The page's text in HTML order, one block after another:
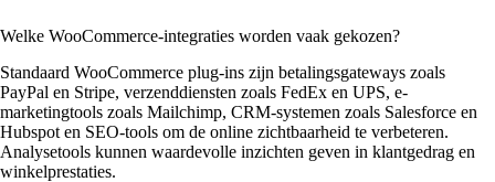
Welke WooCommerce-integraties worden vaak gekozen?
Standaard WooCommerce plug-ins zijn betalingsgateways zoals
PayPal en Stripe, verzenddiensten zoals FedEx en UPS, e-
marketingtools zoals Mailchimp, CRM-systemen zoals Salesforce en
Hubspot en SEO-tools om de online zichtbaarheid te verbeteren.
Analysetools kunnen waardevolle inzichten geven in klantgedrag en
winkelprestaties.